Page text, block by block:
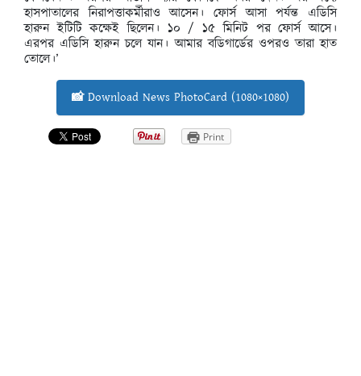
হাসপাতালের নিরাপত্তাকর্মীরাও আসেন। ফোর্স আসা পর্যন্ত এডিসি
হারুন ইটিটি কক্ষেই ছিলেন। ১০ / ১৫ মিনিট পর ফোর্স আসে।
এরপর এডিসি হারুন চলে যান। আমার বডিগার্ডের ওপরও তারা হাত
তোলে।’
📸 Download News PhotoCard (1080×1080)
Print